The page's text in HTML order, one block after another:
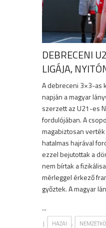
DEBRECENI
LIGÁJA,
A debreceni 3×3-as
napján a magyar
szerzett az U21-es
fordulójában. A
magabiztosan
hatalmas hajrával
ezzel bejutottak a
nem bírtak a
mérleggel érkező
győztek. A magyar
...
| HAZAI ,